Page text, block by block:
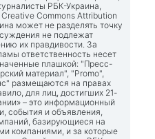
РБК-Украина,
Commons Attribution
может не разделять точку
не подлежат
их правдивости. За
ответственность несет
плашкой: "Пресс-
материал", "Promo",
размещаются на правах
для лиц, достигших 21-
– это информационный
события и объявления,
базирующиеся на
компаниями, и за которые